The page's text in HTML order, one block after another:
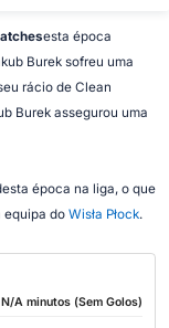
esta época
Burek sofreu uma
rácio de Clean
Burek assegurou uma
época na liga, o que
equipa do Wisła Płock.
N/A minutos (Sem Golos)